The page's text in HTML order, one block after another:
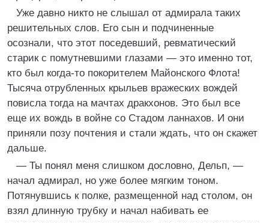
Уже давно никто не слышал от адмирала таких
решительных слов. Его сын и подчиненные
осознали, что этот поседевший, ревматический
старик с помутневшими глазами — это именно тот,
кто был когда-то покорителем Майонского Флота!
Тысяча отрубленных крыльев вражеских вождей
повисла тогда на мачтах дракхонов. Это был все
еще их вождь в войне со Стадом ланнахов. И они
приняли позу почтения и стали ждать, что он скажет
дальше.
— Ты понял меня слишком дословно, Дельп, —
начал адмирал, но уже более мягким тоном.
Потянувшись к полке, размещенной над столом, он
взял длинную трубку и начал набивать ее